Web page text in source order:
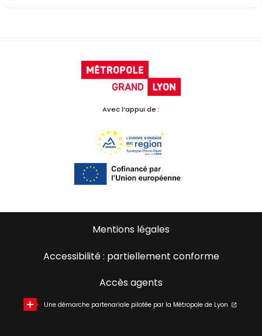
Avec l’appui de :
Mentions légales
Accessibilité : partiellement conforme
Accès agents
Une démarche partenariale pilotée par la Métropole de Lyon